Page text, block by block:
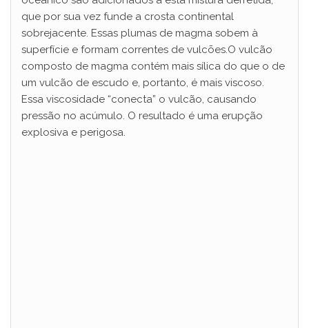
que por sua vez funde a crosta continental
sobrejacente. Essas plumas de magma sobem à
superfície e formam correntes de vulcões.O vulcão
composto de magma contém mais sílica do que o de
um vulcão de escudo e, portanto, é mais viscoso.
Essa viscosidade “conecta” o vulcão, causando
pressão no acúmulo. O resultado é uma erupção
explosiva e perigosa.